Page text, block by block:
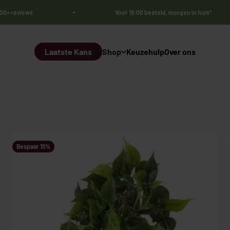
reviews Voor 16:00 besteld, morgen in huis*
Laatste Kans Shop
Sale
KeuzehulpOver ons
Bespaar 15%